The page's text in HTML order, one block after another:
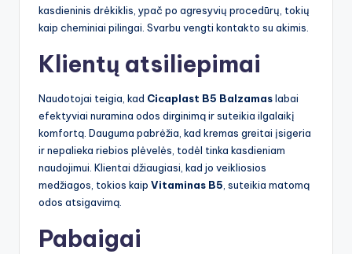
kasdieninis drėkiklis, ypač po agresyvių procedūrų, tokių
kaip cheminiai pilingai. Svarbu vengti kontakto su akimis.
Klientų atsiliepimai
Naudotojai teigia, kad Cicaplast B5 Balzamaslabai
efektyviai nuramina odos dirginimą ir suteikia ilgalaikį
komfortą. Dauguma pabrėžia, kad kremas greitai įsigeria
ir nepalieka riebios plėvelės, todėl tinka kasdieniam
naudojimui. Klientai džiaugiasi, kad jo veikliosios
medžiagos, tokios kaip Vitaminas B5 , suteikia matomą
odos atsigavimą.
Pabaigai